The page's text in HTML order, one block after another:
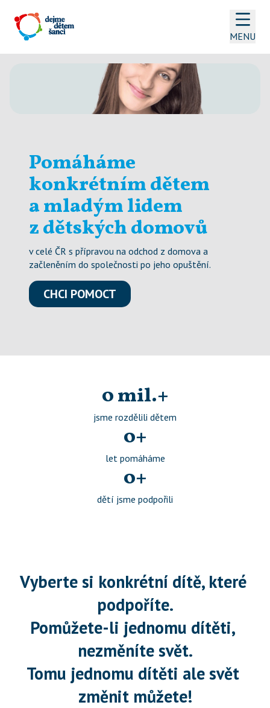
MENU
Pomáháme
konkrétním dětem
a mladým lidem
z dětských domovů
v celé ČR s přípravou na odchod z domova a
CHCI POMOCT
0 mil.+
jsme rozdělili dětem
0+
let pomáháme
0+
dětí jsme podpořili
Vyberte si konkrétní dítě, které
podpoříte.
Pomůžete-li jednomu dítěti,
nezměníte svět.
Tomu jednomu dítěti ale svět
změnit můžete!